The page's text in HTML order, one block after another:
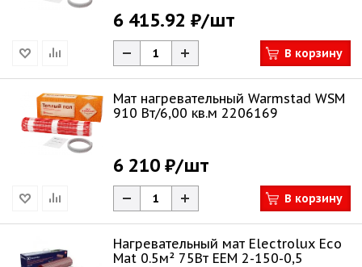
6 415.92 ₽/шт
В корзину
Мат нагревательный Warmstad WSM
910 Вт/6,00 кв.м 2206169
6 210 ₽/шт
В корзину
Нагревательный мат Electrolux Eco
Mat 0.5м² 75Вт EEM 2-150-0,5